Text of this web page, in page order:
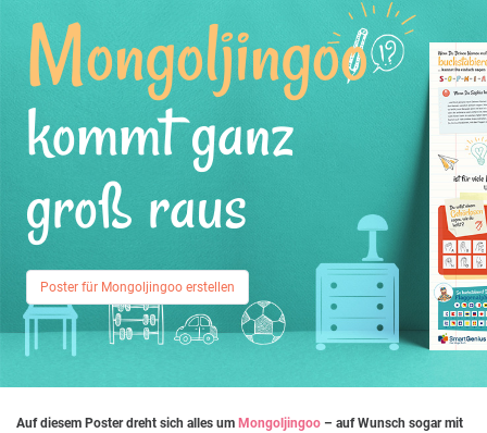
Mongoljingoo
kommt ganz
groß raus
Poster für Mongoljingoo erstellen
Auf diesem Poster dreht sich alles um Mongoljingoo – auf Wunsch sogar mit